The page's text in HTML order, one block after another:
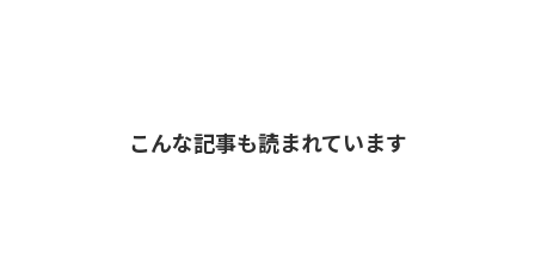
こんな記事も読まれています